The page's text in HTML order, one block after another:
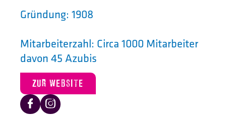
Gründung: 1908
Mitarbeiterzahl: Circa 1000 Mitarbeiter
davon 45 Azubis
ZUR WEBSITE